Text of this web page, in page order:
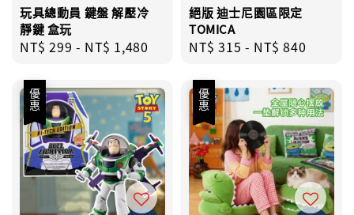
玩具總動員 鍵盤 解壓冷
靜鍵 盒玩
Regular
NT$ 299 - NT$ 1,480
絕版 迪士尼園區限定
TOMICA
Regular
NT$ 315 - NT$ 840
優惠 優惠